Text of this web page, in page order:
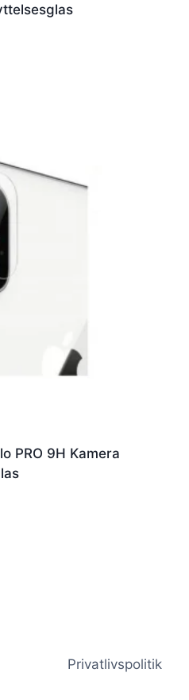
PRO 9H Kamera
Privatlivspolitik